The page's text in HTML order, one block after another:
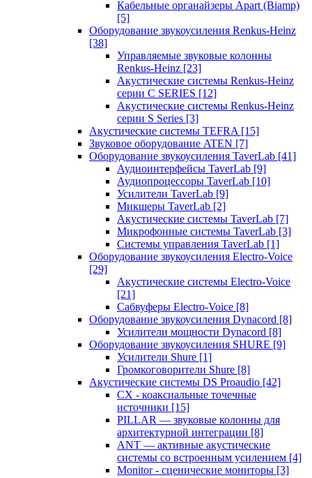
Кабельные органайзеры Apart (Biamp)
[5]
Оборудование звукоусиления Renkus-Heinz
[38]
Управляемые звуковые колонны
Renkus-Heinz [23]
Акустические системы Renkus-Heinz
серии C SERIES [12]
Акустические системы Renkus-Heinz
серии S Series [3]
Акустические системы TEFRA [15]
Звуковое оборудование ATEN [7]
Оборудование звукоусиления TaverLab [41]
Аудиоинтерфейсы TaverLab [9]
Аудиопроцессоры TaverLab [10]
Усилители TaverLab [9]
Микшеры TaverLab [2]
Акустические системы TaverLab [7]
Микрофонные системы TaverLab [3]
Системы управления TaverLab [1]
Оборудование звукоусиления Electro-Voice
[29]
Акустические системы Electro-Voice
[21]
Сабвуферы Electro-Voice [8]
Оборудование звукоусиления Dynacord [8]
Усилители мощности Dynacord [8]
Оборудование звукоусиления SHURE [9]
Усилители Shure [1]
Громкоговорители Shure [8]
Акустические системы DS Proaudio [42]
CX - коаксиальные точечные
источники [15]
PILLAR — звуковые колонны для
архитектурной интеграции [8]
ANT — активные акустические
системы со встроенным усилением [4]
Monitor - сценические мониторы [3]